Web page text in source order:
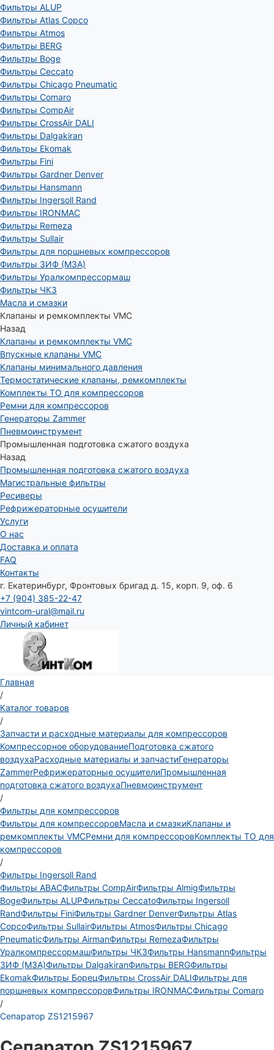
Фильтры ALUP
Фильтры Atlas Copco
Фильтры Atmos
Фильтры BERG
Фильтры Boge
Фильтры Ceccato
Фильтры Chicago Pneumatic
Фильтры Comaro
Фильтры CompAir
Фильтры CrossAir DALI
Фильтры Dalgakiran
Фильтры Ekomak
Фильтры Fini
Фильтры Gardner Denver
Фильтры Hansmann
Фильтры Ingersoll Rand
Фильтры IRONMAC
Фильтры Remeza
Фильтры Sullair
Фильтры для поршневых компрессоров
Фильтры ЗИФ (МЗА)
Фильтры Уралкомпрессормаш
Фильтры ЧКЗ
Масла и смазки
Клапаны и ремкомплекты VMC
Назад
Клапаны и ремкомплекты VMC
Впускные клапаны VMC
Клапаны минимального давления
Термостатические клапаны, ремкомплекты
Комплекты ТО для компрессоров
Ремни для компрессоров
Генераторы Zammer
Пневмоинструмент
Промышленная подготовка сжатого воздуха
Назад
Промышленная подготовка сжатого воздуха
Магистральные фильтры
Ресиверы
Рефрижераторные осушители
Услуги
О нас
Доставка и оплата
FAQ
Контакты
г. Екатеринбург, Фронтовых бригад д. 15, корп. 9, оф. 6
+7 (904) 385-22-47
vintcom-ural@mail.ru
Личный кабинет
Главная
/
Каталог товаров
/
Запчасти и расходные материалы для компрессоров
Компрессорное оборудованиеПодготовка сжатого
воздухаРасходные материалы и запчастиГенераторы
ZammerРефрижераторные осушителиПромышленная
подготовка сжатого воздухаПневмоинструмент
/
Фильтры для компрессоров
Фильтры для компрессоровМасла и смазкиКлапаны и
ремкомплекты VMCРемни для компрессоровКомплекты ТО для
компрессоров
/
Фильтры Ingersoll Rand
Фильтры ABACФильтры CompAirФильтры AlmigФильтры
BogeФильтры ALUPФильтры CeccatoФильтры Ingersoll
RandФильтры FiniФильтры Gardner DenverФильтры Atlas
CopcoФильтры SullairФильтры AtmosФильтры Chicago
PneumaticФильтры AirmanФильтры RemezaФильтры
УралкомпрессормашФильтры ЧКЗФильтры HansmannФильтры
ЗИФ (МЗА)Фильтры DalgakiranФильтры BERGФильтры
EkomakФильтры БорецФильтры CrossAir DALIФильтры для
поршневых компрессоровФильтры IRONMACФильтры Comaro
/
Сепаратор ZS1215967